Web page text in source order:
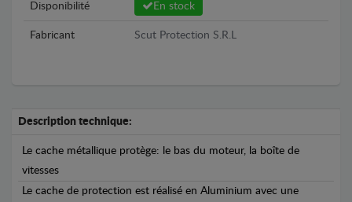
Disponibilité En stock
Fabricant Scut Protection S.R.L
Description technique:
Le cache métallique protège: le bas du moteur, la boîte de
vitesses
Le cache de protection est réalisé en Aluminium avec une